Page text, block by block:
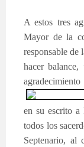
A estos tres
Mayor de la
responsable de
hacer
en su escrito a
todos los
Septenario, al